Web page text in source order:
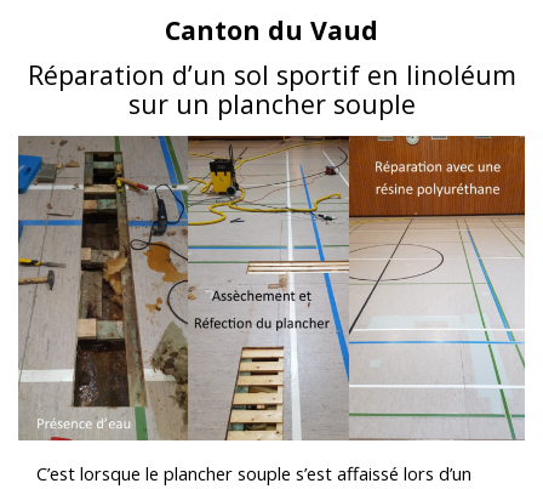
Canton du Vaud
Réparation d’un sol sportif en linoléum
sur un plancher souple
C’est lorsque le plancher souple s’est affaissé lors d’un